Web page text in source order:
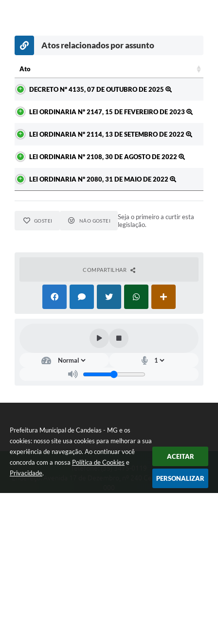
Prefeitura Municipal de Candeias - MG e os
cookies: nosso site usa cookies para melhorar a sua
experiência de navegação. Ao continuar você
concorda com a nossa Política de Cookies e
Privacidade.
ACEITAR
PERSONALIZAR
Atos relacionados por assunto
Ato
DECRETO Nº 4135, 07 DE OUTUBRO DE 2025
LEI ORDINARIA Nº 2147, 15 DE FEVEREIRO DE 2023
LEI ORDINARIA Nº 2114, 13 DE SETEMBRO DE 2022
LEI ORDINARIA Nº 2108, 30 DE AGOSTO DE 2022
LEI ORDINARIA Nº 2080, 31 DE MAIO DE 2022
GOSTEI NÃO GOSTEI
Seja o primeiro a curtir esta
legislação.
COMPARTILHAR
Telefone: (35) 3475-0119
Endereço: Avenida 17 de Dezembro, nº 240 Centro | CEP: 37280-